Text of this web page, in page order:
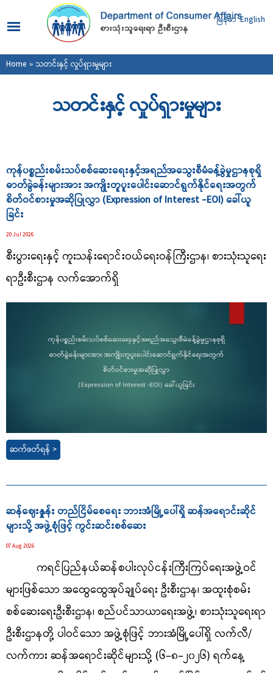
main
content
မြန်မာ English
You are here
Home » သတင်းနှင့် လှုပ်ရှားမှုများ
သတင်းနှင့် လှုပ်ရှားမှုများ
ကုန်ပစ္စည်းစမ်းသပ်စစ်ဆေးရေးနှင့်အရည်အသွေးစီမံခန့်ခွဲမှုဌာနစုရှိ
ဓာတ်ခွဲခန်းများအား အကျိုးတူပူးပေါင်းဆောင်ရွက်နိုင်ရေးအတွက်
စိတ်ဝင်စားမှုအဆိုပြုလွှာ (Expression of Interest -EOI) ခေါ်ယူ
ခြင်း
20 Jul 2026
စီးပွားရေးနှင့် ကူးသန်းရောင်းဝယ်ရေးဝန်ကြီးဌာန၊ စားသုံးသူရေး
ရာဦးစီးဌာန လက်အောက်ရှိ
ဆက်ဖတ်ရန် >
ဆန်ဈေးနှုူန်း တည်ငြိမ်စေရေး ဘားအံမြို့ပေါ်ရှိ ဆန်အရောင်းဆိုင်
များသို့ အဖွဲ့စုံဖြင့် ကွင်းဆင်းစစ်ဆေး
07 Aug 2026
ကရင်ပြည်နယ်ဆန်စပါးလုပ်ငန်းကြီးကြပ်ရေးအဖွဲ့ဝင်
များဖြစ်သော အထွေထွေအုပ်ချုပ်ရေး ဦးစီးဌာန၊ အထူးစုံစမ်း
စစ်ဆေးရေးဦးစီးဌာန၊ စည်ပင်သာယာရေးအဖွဲ့၊ စားသုံးသူရေးရာ
ဦးစီးဌာနတို့ ပါဝင်သော အဖွဲ့စုံဖြင့် ဘားအံမြို့ပေါ်ရှိ လက်လီ/
လက်ကား ဆန်အရောင်းဆိုင်များသို့ (၆-၈-၂၀၂၆) ရက်နေ့
Pages